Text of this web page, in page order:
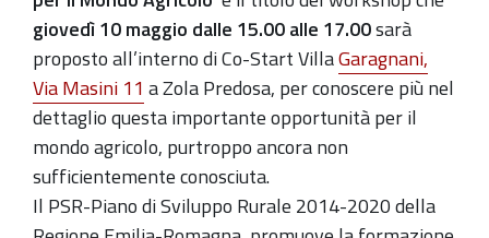
giovedì 10 maggio dalle 15.00 alle 17.00sarà
proposto all’interno di Co-Start VillaGaragnani,
Via Masini 11 a Zola Predosa, per conoscere più nel
dettaglio questa importante opportunità per il
mondo agricolo, purtroppo ancora non
sufficientemente conosciuta.
Il PSR-Piano di Sviluppo Rurale 2014-2020 della